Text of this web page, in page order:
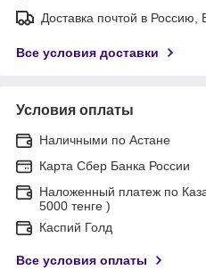
Доставка почтой в Россию,
Все условия доставки
Условия оплаты
Наличными по Астане
Карта Сбер Банка России
Наложенный платеж по
5000 тенге )
Каспий Голд
Все условия оплаты